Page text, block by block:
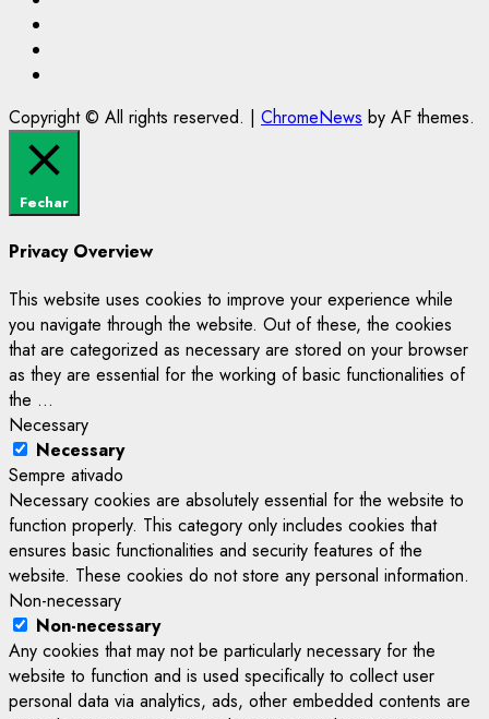
Copyright © All rights reserved. | ChromeNews by AF themes.
Fechar
Privacy Overview
This website uses cookies to improve your experience while
you navigate through the website. Out of these, the cookies
that are categorized as necessary are stored on your browser
as they are essential for the working of basic functionalities of
the ...
Necessary
Necessary
Sempre ativado
Necessary cookies are absolutely essential for the website to
function properly. This category only includes cookies that
ensures basic functionalities and security features of the
website. These cookies do not store any personal information.
Non-necessary
Non-necessary
Any cookies that may not be particularly necessary for the
website to function and is used specifically to collect user
personal data via analytics, ads, other embedded contents are